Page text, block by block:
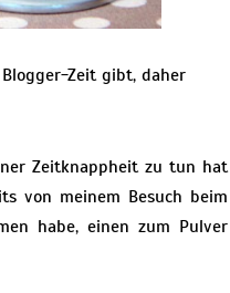
Zeit gibt, daher
Zeitknappheit zu tun hat
von meinem Besuch beim
habe, einen zum Pulver